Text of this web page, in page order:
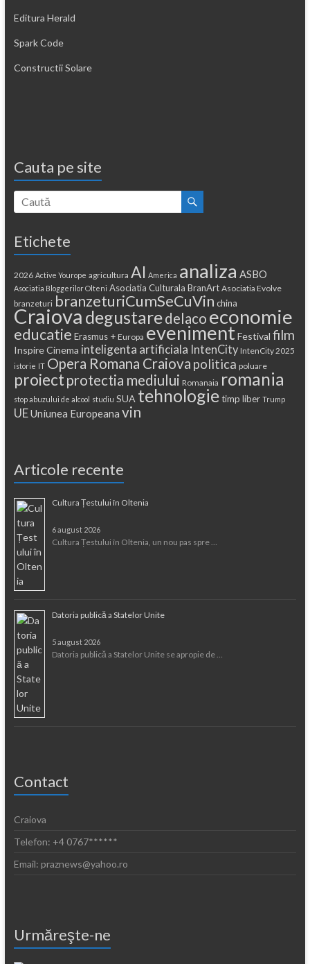
Editura Herald
Spark Code
Constructii Solare
Cauta pe site
Etichete
2026 Active Yourope agricultura AI America analiza ASBO
Asociatia Bloggerilor Olteni Asociatia Culturala BranArt Asociatia Evolve
branzeturi branzeturiCumSeCuVin china
Craiova degustaredelaco economie
educatie Erasmus + Europa eveniment Festival film
Inspire Cinema inteligenta artificiala IntenCity IntenCity 2025
istorie IT Opera Romana Craiova politica poluare
proiect protectia mediului Romanaia romania
stop abuzului de alcool studiu SUA tehnologie timp liber Trump
UEUniunea Europeana vin
Articole recente
Cultura Țestului în Oltenia
6 august 2026
Cultura Țestului în Oltenia, un nou pas spre …
Datoria publică a Statelor Unite
5 august 2026
Datoria publică a Statelor Unite se apropie de …
Contact
Craiova
Telefon: +4 0767******
Email: praznews@yahoo.ro
Urmăreşte-ne